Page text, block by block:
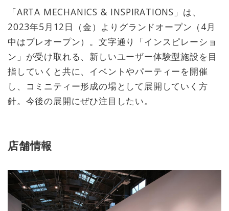
「ARTA MECHANICS & INSPIRATIONS」は、
2023年5月12日（金）よりグランドオープン（4月
中はプレオープン）。文字通り「インスピレーショ
ン」が受け取れる、新しいユーザー体験型施設を目
指していくと共に、イベントやパーティーを開催
し、コミニティー形成の場として展開していく方
針。今後の展開にぜひ注目したい。
店舗情報